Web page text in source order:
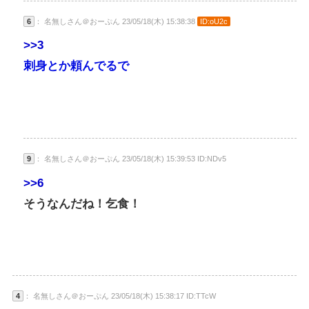
6 ： 名無しさん＠おーぷん 23/05/18(木) 15:38:38 ID:oU2c
>>3
刺身とか頼んでるで
9 ： 名無しさん＠おーぷん 23/05/18(木) 15:39:53 ID:NDv5
>>6
そうなんだね！乞食！
4 ： 名無しさん＠おーぷん 23/05/18(木) 15:38:17 ID:TTcW